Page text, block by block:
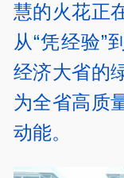
慧的火花正
从“凭经验”
经济大省的
为全省高质
动能。